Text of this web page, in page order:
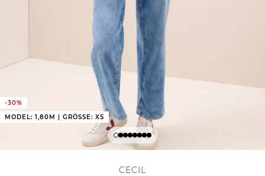
-30%
MODEL: 1,80M | GRÖSSE: XS
CECIL